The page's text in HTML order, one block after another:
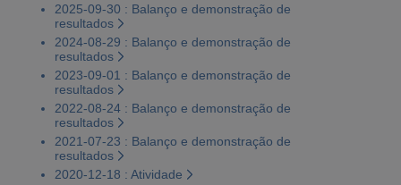
2025-09-30 : Balanço e demonstração de
resultados
2024-08-29 : Balanço e demonstração de
resultados
2023-09-01 : Balanço e demonstração de
resultados
2022-08-24 : Balanço e demonstração de
resultados
2021-07-23 : Balanço e demonstração de
resultados
2020-12-18 : Atividade